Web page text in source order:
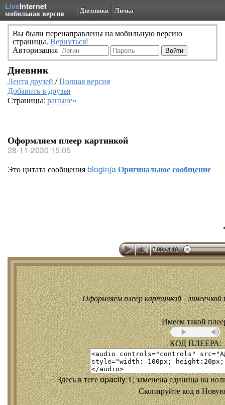
LiveInternet
мобильная версия Дневники Личка
Вы были перенаправлены на мобильную версию
страницы. Вернуться!
Авторизация
Дневник
Лента друзей /Полная версия
Добавить в друзья
Страницы: раньше»
Оформляем плеер картинкой
28-11-2030 15:05
Это цитата сообщенияbloginjaОригинальное сообщение
Оформляем плеер картинкой - линеечкой
Имеем такой
КОД ПЛЕЕРА:
Здесь в теге opacity:1; заменена единица на
Скопируйте код в